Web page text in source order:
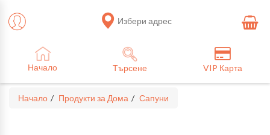
Избери адрес
Начало Търсене VIP Карта
Начало Продукти за Дома Сапуни